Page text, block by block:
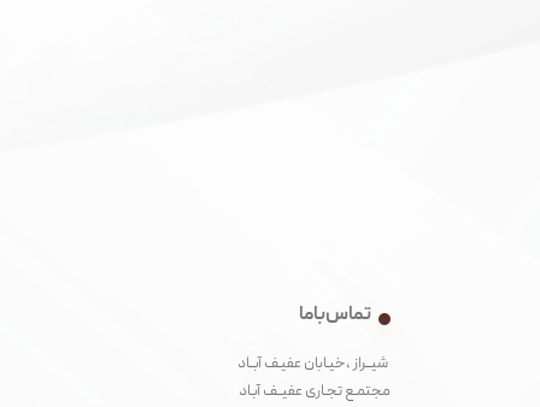
تماس با ما
شیــراز ،خیـابان عفیـف آبــاد
مجتمـع تجـاری عفیــف آبـاد‌